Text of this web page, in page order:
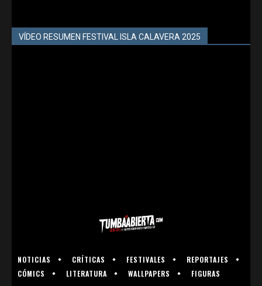
VÍDEO RESUMEN FESTIVAL ISLA CALAVERA 2025
NOTICIAS CRÍTICAS FESTIVALES
REPORTAJES
CÓMICS
LITERATURA WALLPAPERS FIGURAS